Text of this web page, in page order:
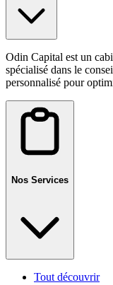
Odin Capital est un
spécialisé dans le
personnalisé pour
Nos Services
Tout découvrir